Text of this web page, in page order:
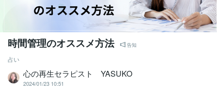
時間管理のオススメ方法 告知
占い
心の再生セラピスト YASUKO
2024/01/23 10:51